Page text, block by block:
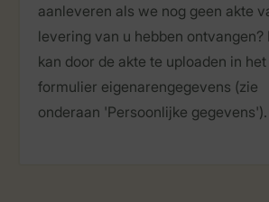
aanleveren als we nog geen akte
levering van u hebben ontvangen?
kan door de akte te uploaden in het
formulier eigenarengegevens (zie
onderaan 'Persoonlijke gegevens').